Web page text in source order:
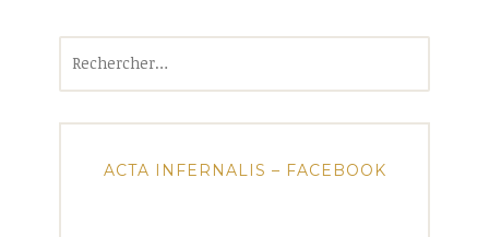
ACTA INFERNALIS – FACEBOOK